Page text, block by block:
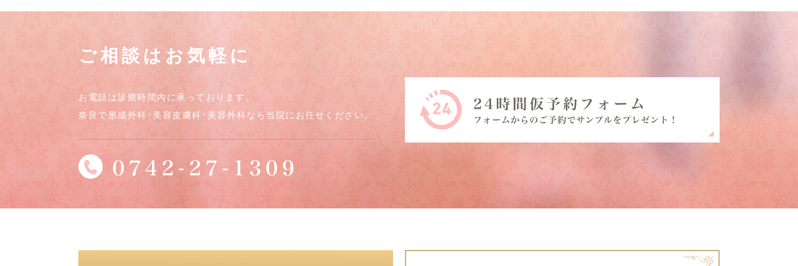
ご相談はお気軽に
お電話は診療時間内に承っております。
奈良で形成外科･美容皮膚科･美容外科なら当院にお任せください。